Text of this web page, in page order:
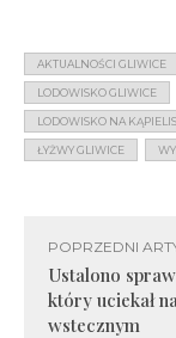
AKTUALNOŚCI GLIWICE
LODOWISKO GLIWICE
LODOWISKO NA
ŁYŻWY GLIWICE
POPRZEDNI
Ustalono
który uciekał
wstecznym